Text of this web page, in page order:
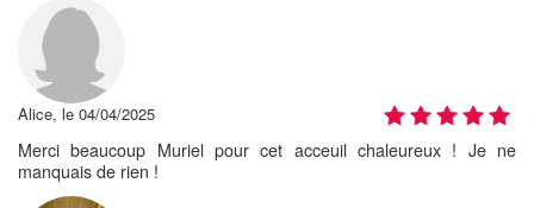
Alice, le 04/04/2025
Merci beaucoup Muriel pour cet acceuil chaleureux ! Je ne
manquais de rien !